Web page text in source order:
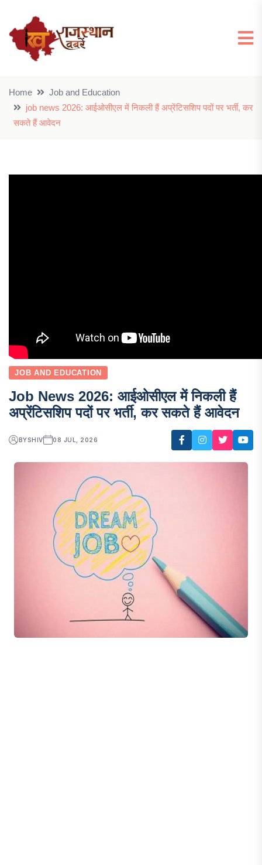
Home
Job and Education
job news 2026: आईओसीएल में निकली हैं अप्रेंटिसशिप पदों पर भर्ती, कर
सकते हैं आवेदन
JOB AND EDUCATION
Job News 2026: आईओसीएल में निकली हैं
अप्रेंटिसशिप पदों पर भर्ती, कर सकते हैं आवेदन
BYSHIV 08 JUL, 2026